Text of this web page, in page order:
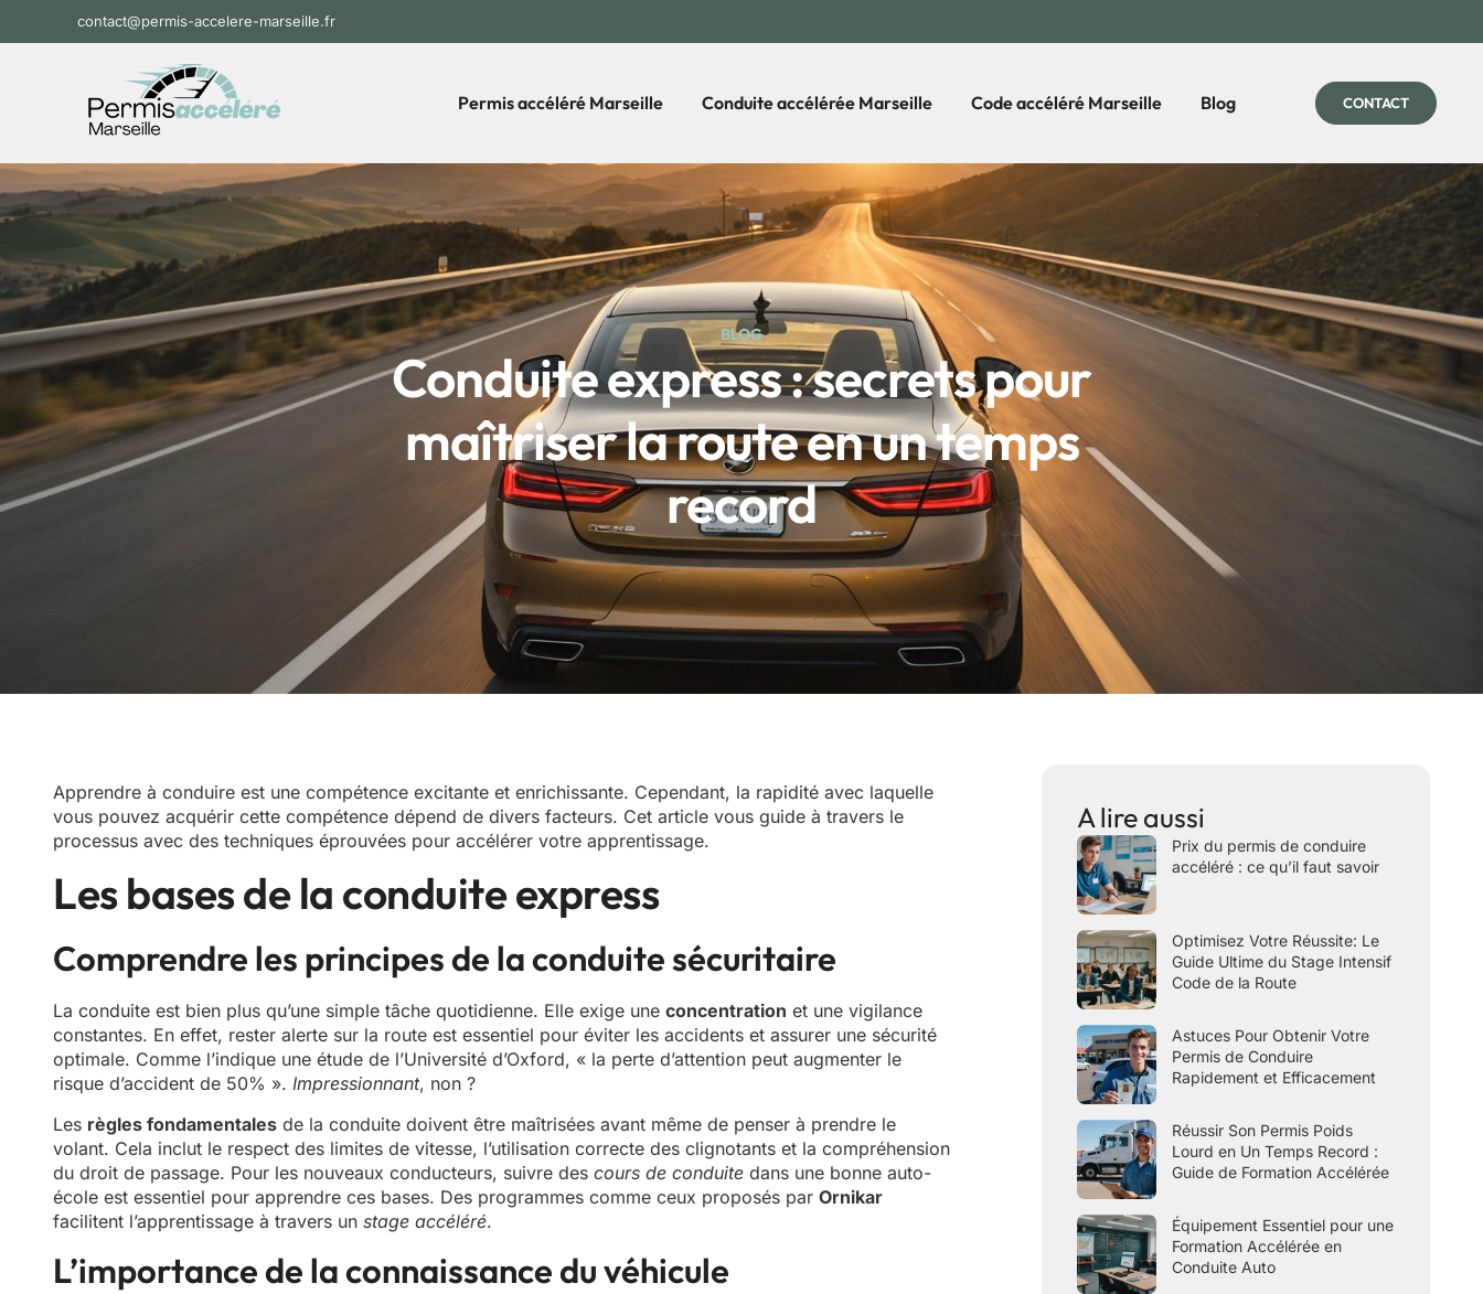
contact@permis-accelere-marseille.fr
Permis accéléré Marseille Conduite accélérée Marseille Code accéléré Marseille Blog CONTACT
BLOG
Conduite express : secrets pour
maîtriser la route en un temps
record
Apprendre à conduire est une compétence excitante et enrichissante. Cependant, la rapidité avec laquelle
vous pouvez acquérir cette compétence dépend de divers facteurs. Cet article vous guide à travers le
processus avec des techniques éprouvées pour accélérer votre apprentissage.
Les bases de la conduite express
Comprendre les principes de la conduite sécuritaire
La conduite est bien plus qu’une simple tâche quotidienne. Elle exige une concentration et une vigilance
constantes. En effet, rester alerte sur la route est essentiel pour éviter les accidents et assurer une sécurité
optimale. Comme l’indique une étude de l’Université d’Oxford, « la perte d’attention peut augmenter le
risque d’accident de 50% ». Impressionnant, non ?
Les règles fondamentales de la conduite doivent être maîtrisées avant même de penser à prendre le
volant. Cela inclut le respect des limites de vitesse, l’utilisation correcte des clignotants et la compréhension
du droit de passage. Pour les nouveaux conducteurs, suivre des cours de conduite dans une bonne auto-
école est essentiel pour apprendre ces bases. Des programmes comme ceux proposés par Ornikar
facilitent l’apprentissage à travers un stage accéléré.
L’importance de la connaissance du véhicule
A lire aussi
Prix du permis de conduire
accéléré : ce qu’il faut savoir
Optimisez Votre Réussite: Le
Guide Ultime du Stage Intensif
Code de la Route
Astuces Pour Obtenir Votre
Permis de Conduire
Rapidement et Efficacement
Réussir Son Permis Poids
Lourd en Un Temps Record :
Guide de Formation Accélérée
Équipement Essentiel pour une
Formation Accélérée en
Conduite Auto